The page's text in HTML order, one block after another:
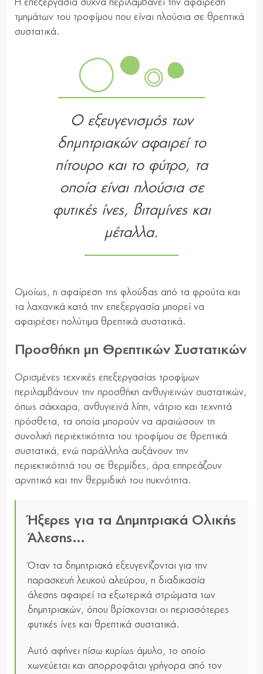
Η επεξεργασία συχνά περιλαμβάνει την αφαίρεση
τμημάτων του τροφίμου που είναι πλούσια σε θρεπτικά
συστατικά.
Ο εξευγενισμός των
δημητριακών αφαιρεί το
πίτουρο και το φύτρο, τα
οποία είναι πλούσια σε
φυτικές ίνες, βιταμίνες και
μέταλλα.
Ομοίως, η αφαίρεση της φλούδας από τα φρούτα και
τα λαχανικά κατά την επεξεργασία μπορεί να
αφαιρέσει πολύτιμα θρεπτικά συστατικά.
Προσθήκη μη Θρεπτικών Συστατικών
Ορισμένες τεχνικές επεξεργασίας τροφίμων
περιλαμβάνουν την προσθήκη ανθυγιεινών συστατικών,
όπως σάκχαρα, ανθυγιεινά λίπη, νάτριο και τεχνητά
πρόσθετα, τα οποία μπορούν να αραιώσουν τη
συνολική περιεκτικότητα του τροφίμου σε θρεπτικά
συστατικά, ενώ παράλληλα αυξάνουν την
περιεκτικότητά του σε θερμίδες, άρα επηρεάζουν
αρνητικά και την θερμιδική του πυκνότητα.
Ήξερες για τα Δημητριακά Ολικής
Άλεσης…
Όταν τα δημητριακά εξευγενίζονται για την
παρασκευή λευκού αλεύρου, η διαδικασία
άλεσης αφαιρεί τα εξωτερικά στρώματα των
δημητριακών, όπου βρίσκονται οι περισσότερες
φυτικές ίνες και θρεπτικά συστατικά.
Αυτό αφήνει πίσω κυρίως άμυλο, το οποίο
χωνεύεται και απορροφάται γρήγορα από τον